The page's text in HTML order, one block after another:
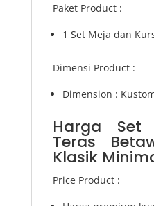
Paket Product :
1 Set Meja dan
Dimensi Product :
Dimension :
Harga Set
Teras
Klasik
Price Product :